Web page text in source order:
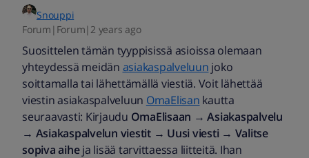
Snouppi
Forum|Forum|2 years ago
Suosittelen tämän tyyppisissä asioissa olemaan
yhteydessä meidän asiakaspalveluun joko
soittamalla tai lähettämällä viestiä. Voit lähettää
viestin asiakaspalveluun OmaElisan kautta
seuraavasti: Kirjaudu OmaElisaan →Asiakaspalvelu
→ Asiakaspalvelun viestit→ Uusi viesti → Valitse
sopiva aiheja lisää tarvittaessa liitteitä. Ihan